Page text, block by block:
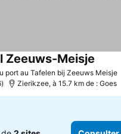
port au Tafelen bij Zeeuws Meisje
Zeeuws-Meisje
Zierikzee, à 15.7 km de : Goes